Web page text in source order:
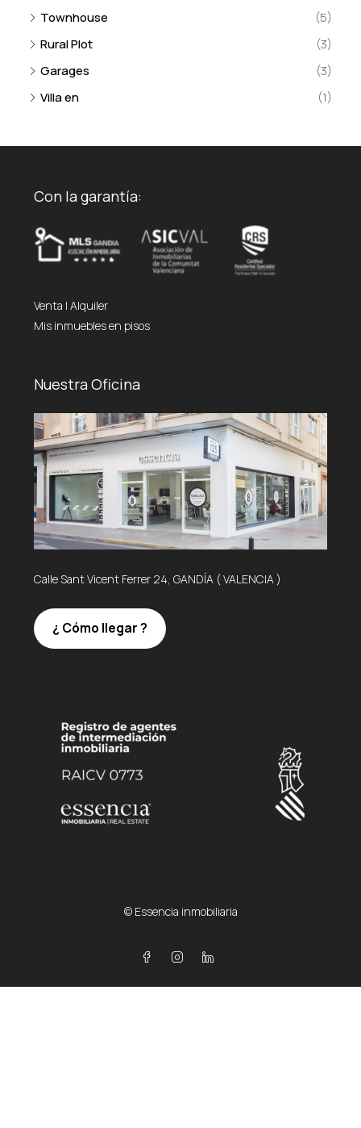
Townhouse
(5)
Rural Plot
(3)
Garages
(3)
Villa en
(1)
Con la garantía:
Venta | Alquiler
Mis inmuebles en pisos
Nuestra Oficina
Calle Sant Vicent Ferrer 24, GANDÍA ( VALENCIA )
¿ Cómo llegar ?
© Essencia inmobiliaria